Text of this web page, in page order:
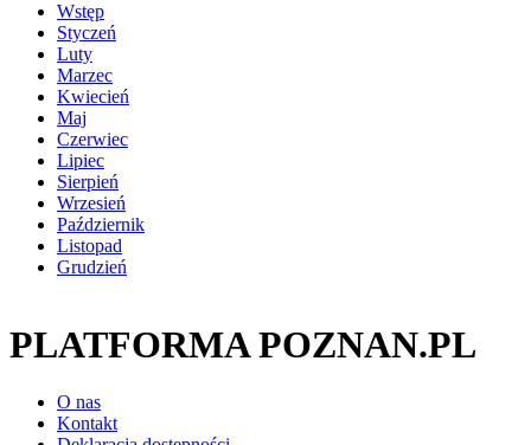
Wstęp
Styczeń
Luty
Marzec
Kwiecień
Maj
Czerwiec
Lipiec
Sierpień
Wrzesień
Październik
Listopad
Grudzień
PLATFORMA POZNAN.PL
O nas
Kontakt